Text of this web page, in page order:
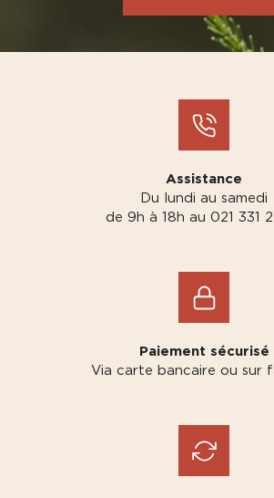
Assistance
Du lundi au samedi
de 9h à 18h au 021 331
Paiement sécurisé
Via carte bancaire ou sur